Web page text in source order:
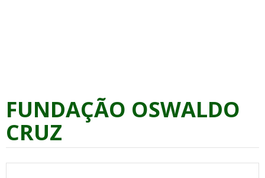
FUNDAÇÃO OSWALDO
CRUZ